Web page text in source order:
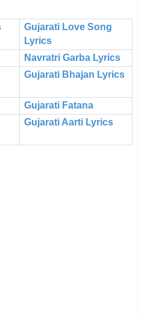
Gujarati Love Song
Lyrics
Navratri Garba Lyrics
Gujarati Bhajan Lyrics
Gujarati Fatana
Gujarati Aarti Lyrics